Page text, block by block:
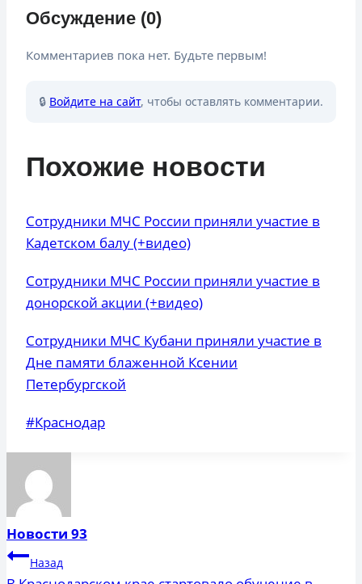
Обсуждение (0)
Комментариев пока нет. Будьте первым!
🔒 Войдите на сайт, чтобы оставлять комментарии.
Похожие новости
Сотрудники МЧС России приняли участие в
Кадетском балу (+видео)
Сотрудники МЧС России приняли участие в
донорской акции (+видео)
Сотрудники МЧС Кубани приняли участие в
Дне памяти блаженной Ксении
Петербургской
Метки
#Краснодар
Новости 93
Навигация
Назад